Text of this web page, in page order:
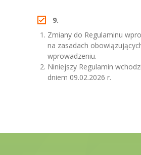
9.
Zmiany do Regulaminu
na zasadach
wprowadzeniu.
Niniejszy Regulamin
dniem 09.02.2026 r.